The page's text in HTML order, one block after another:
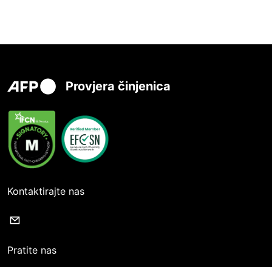
Provjera činjenica
Kontaktirajte nas
Pratite nas